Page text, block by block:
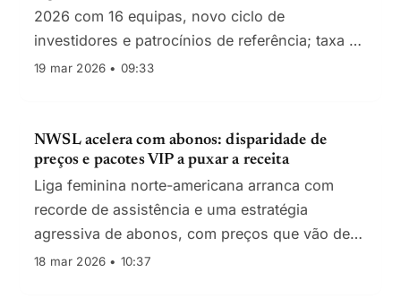
2026 com 16 equipas, novo ciclo de
investidores e patrocínios de referência; taxa de
expansão e media deal de $240M sustentam a
19 mar 2026 • 09:33
NWSL acelera com abonos: disparidade de
preços e pacotes VIP a puxar a receita
Liga feminina norte-americana arranca com
recorde de assistência e uma estratégia
agressiva de abonos, com preços que vão de
acessíveis a ultra‑premium.
18 mar 2026 • 10:37